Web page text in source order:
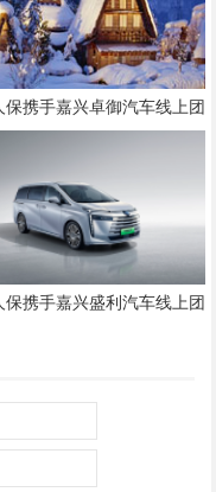
保携手嘉兴卓御汽车线上团
购会
保携手嘉兴盛利汽车线上团